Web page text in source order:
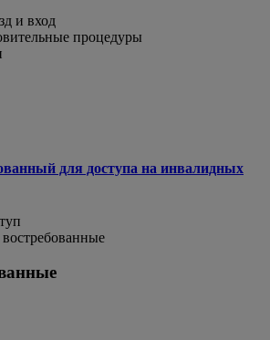
и вход
процедуры
для доступа на инвалидных